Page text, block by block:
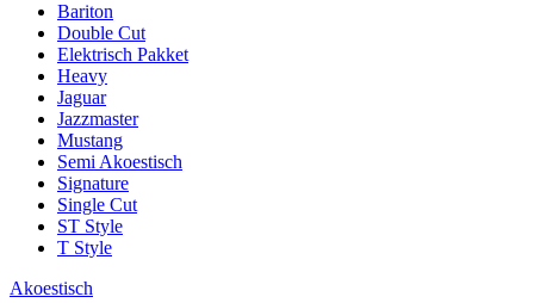
Bariton
Double Cut
Elektrisch Pakket
Heavy
Jaguar
Jazzmaster
Mustang
Semi Akoestisch
Signature
Single Cut
ST Style
T Style
Akoestisch